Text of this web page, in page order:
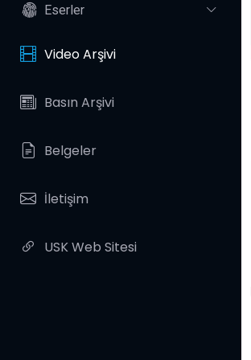
Eserler
Video Arşivi
Basın Arşivi
Belgeler
İletişim
USK Web Sitesi